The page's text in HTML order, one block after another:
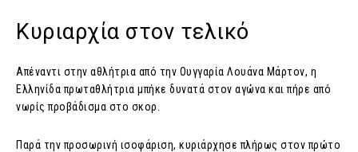
Κυριαρχία στον τελικό
Απέναντι στην αθλήτρια από την Ουγγαρία Λουάνα Μάρτον, η
Ελληνίδα πρωταθλήτρια μπήκε δυνατά στον αγώνα και πήρε από
νωρίς προβάδισμα στο σκορ.
Παρά την προσωρινή ισοφάριση, κυριάρχησε πλήρως στον πρώτο